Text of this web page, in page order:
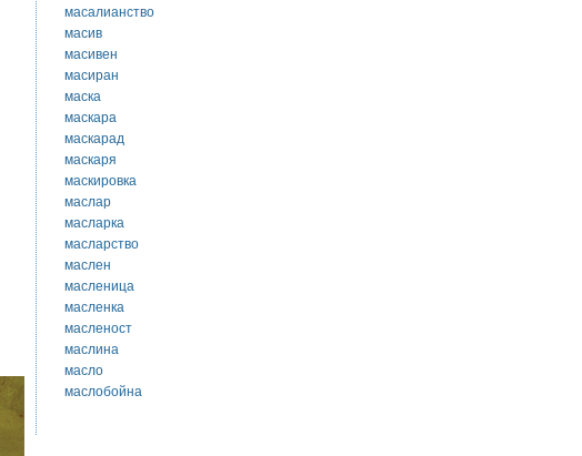
масалианство
масив
масивен
масиран
маска
маскара
маскарад
маскаря
маскировка
маслар
масларка
масларство
маслен
масленица
масленка
масленост
маслина
масло
маслобойна